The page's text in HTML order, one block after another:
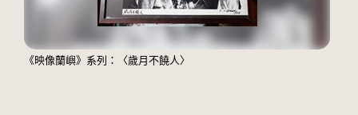
《映像蘭嶼》系列：〈歲月不饒人〉